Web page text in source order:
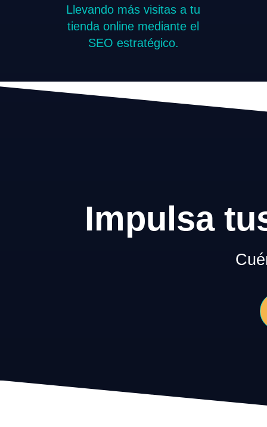
Llevando más visitas a tu
tienda online mediante el
SEO estratégico.
Impulsa